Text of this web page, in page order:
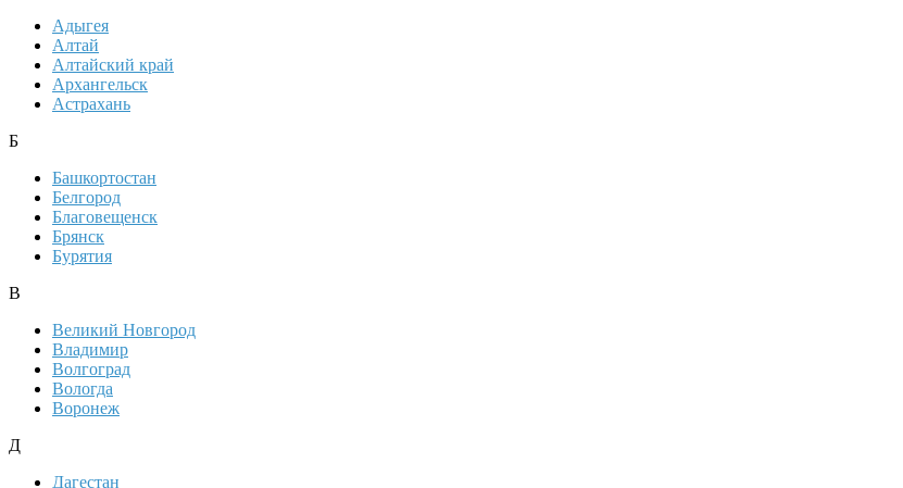
Адыгея
Алтай
Алтайский край
Архангельск
Астрахань
Б
Башкортостан
Белгород
Благовещенск
Брянск
Бурятия
В
Великий Новгород
Владимир
Волгоград
Вологда
Воронеж
Д
Дагестан